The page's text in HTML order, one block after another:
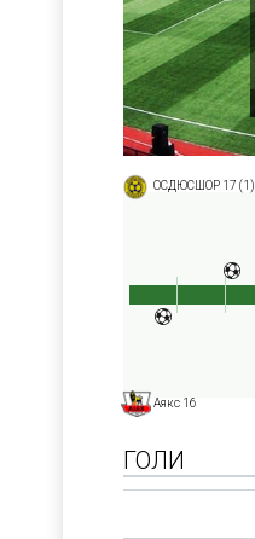
ОСДЮСШОР 17 (1)
Аякс 16
ГОЛИ